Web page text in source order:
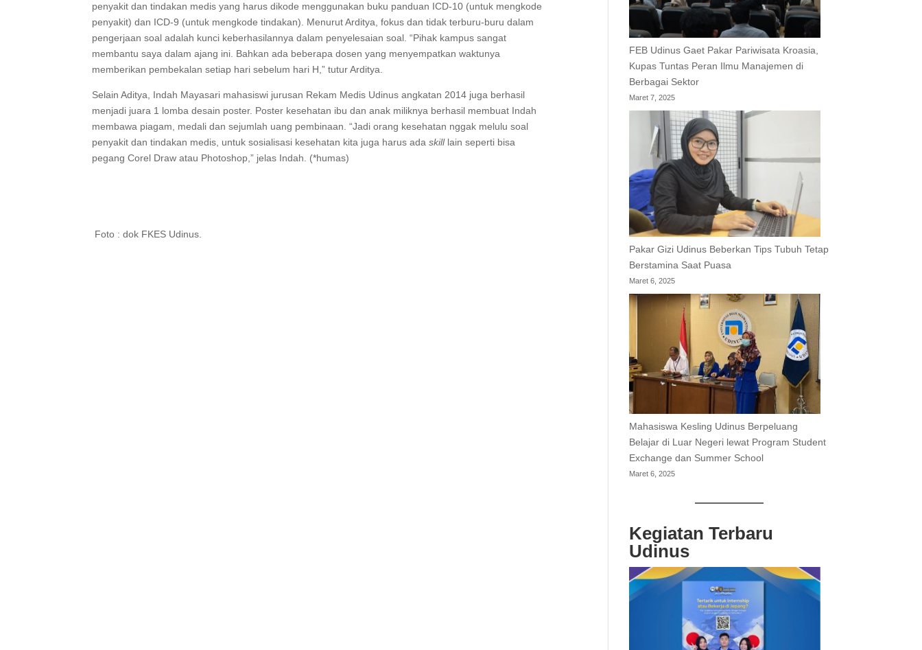
penyakit dan tindakan medis yang harus dikode menggunakan buku panduan ICD-10 (untuk mengkode
penyakit) dan ICD-9 (untuk mengkode tindakan). Menurut Arditya, fokus dan tidak terburu-buru dalam
pengerjaan soal adalah kunci keberhasilannya dalam penyelesaian soal. “Pihak kampus sangat
membantu saya dalam ajang ini. Bahkan ada beberapa dosen yang menyempatkan waktunya
memberikan pembekalan setiap hari sebelum hari H,” tutur Arditya.
Selain Aditya, Indah Mayasari mahasiswi jurusan Rekam Medis Udinus angkatan 2014 juga berhasil
menjadi juara 1 lomba desain poster. Poster kesehatan ibu dan anak miliknya berhasil membuat Indah
membawa piagam, medali dan sejumlah uang pembinaan. “Jadi orang kesehatan nggak melulu soal
penyakit dan tindakan medis, untuk sosialisasi kesehatan kita juga harus adaskill lain seperti bisa
pegang Corel Draw atau Photoshop,” jelas Indah. (*humas)
Foto : dok FKES Udinus.
FEB Udinus Gaet Pakar Pariwisata Kroasia,
Kupas Tuntas Peran Ilmu Manajemen di
Berbagai Sektor
Maret 7, 2025
Pakar Gizi Udinus Beberkan Tips Tubuh Tetap
Berstamina Saat Puasa
Maret 6, 2025
Mahasiswa Kesling Udinus Berpeluang
Belajar di Luar Negeri lewat Program Student
Exchange dan Summer School
Maret 6, 2025
Kegiatan Terbaru
Udinus